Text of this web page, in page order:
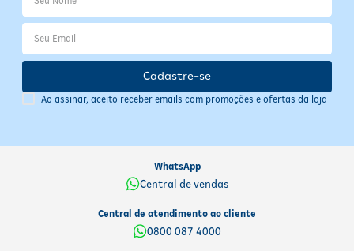
Ao assinar, aceito receber emails com promoções e ofertas da loja
Cadastre-se
WhatsApp
Central de vendas
Central de atendimento ao cliente
0800 087 4000